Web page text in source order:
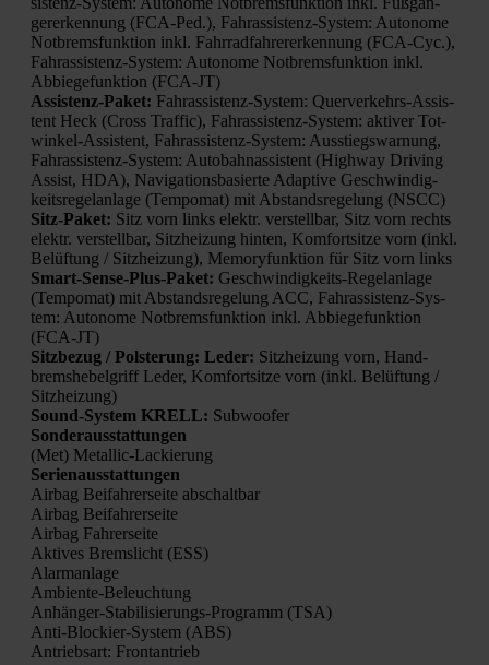
ger­erken­nung (FCA-Ped.), Fahr­as­sis­tenz-Sys­tem: Auto­no­me
Not­brems­funk­ti­on inkl. Fahr­rad­fah­rer­er­ken­nung (FCA-Cyc.),
Fahr­as­sis­tenz-Sys­tem: Auto­no­me Not­brems­funk­ti­on inkl.
Abbie­ge­funk­ti­on (FCA-JT)
Assis­tenz-Paket: Fahr­as­sis­tenz-Sys­tem: Quer­ver­kehrs-Assis­
tent Heck (Cross Traf­fic), Fahr­as­sis­tenz-Sys­tem: akti­ver Tot­
win­kel-Assis­tent, Fahr­as­sis­tenz-Sys­tem: Aus­stiegs­war­nung,
Fahr­as­sis­tenz-Sys­tem: Auto­bahn­as­sis­tent (High­way Dri­ving
Assist, HDA), Navi­ga­ti­ons­ba­sier­te Adap­ti­ve Geschwin­dig­
keits­re­gel­an­la­ge (Tem­po­mat) mit Abstands­re­ge­lung (NSCC)
Sitz-Paket: Sitz vorn links elektr. ver­stell­bar, Sitz vorn rechts
elektr. ver­stell­bar, Sitz­hei­zung hin­ten, Kom­fort­sit­ze vorn (inkl.
Belüf­tung / Sitz­hei­zung), Memo­ry­funk­ti­on für Sitz vorn links
Smart-Sen­se-Plus-Paket: Geschwin­dig­keits-Regel­an­la­ge
(Tem­po­mat) mit Abstands­re­ge­lung ACC, Fahr­as­sis­tenz-Sys­
tem: Auto­no­me Not­brems­funk­ti­on inkl. Abbie­ge­funk­ti­on
(FCA-JT)
Sitz­be­zug / Pols­te­rung: Leder: Sitz­hei­zung vorn, Hand­
brems­he­bel­griff Leder, Kom­fort­sit­ze vorn (inkl. Belüf­tung /
Sitz­hei­zung)
Sound-Sys­tem KRELL: Sub­woo­fer
Son­der­aus­stat­tun­gen
(Met) Metal­lic-Lackie­rung
Seri­en­aus­stat­tun­gen
Air­bag Bei­fah­rer­sei­te abschalt­bar
Air­bag Bei­fah­rer­sei­te
Air­bag Fah­rer­sei­te
Akti­ves Brems­licht (ESS)
Alarm­an­la­ge
Ambi­en­te-Beleuch­tung
Anhän­ger-Sta­bi­li­sie­rungs-Pro­gramm (TSA)
Anti-Blo­ckier-Sys­tem (ABS)
Antriebs­art: Front­an­trieb